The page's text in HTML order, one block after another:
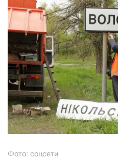
Фото: соцсети